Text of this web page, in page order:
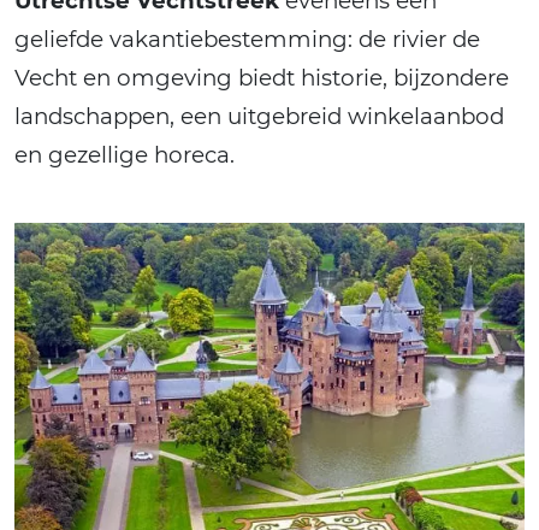
geliefde vakantiebestemming: de rivier de
Vecht en omgeving biedt historie, bijzondere
landschappen, een uitgebreid winkelaanbod
en gezellige horeca.